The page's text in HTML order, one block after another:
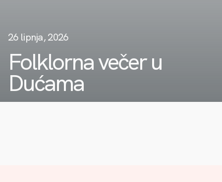
26 lipnja, 2026
Folklorna večer u
Dućama